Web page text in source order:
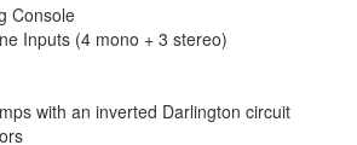
Console
Inputs (4 mono + 3 stereo)
with an inverted Darlington circuit